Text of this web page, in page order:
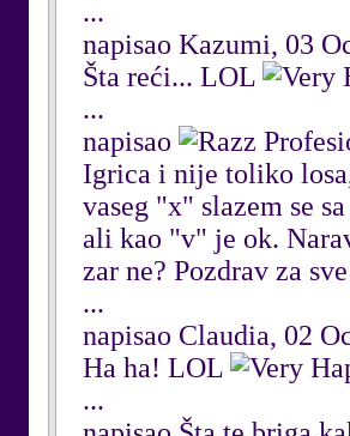
...
napisao Kazumi, 03
Šta reći... LOL
...
napisao
Igrica i nije toliko
vaseg "x" slazem se
ali kao "v" je ok.
zar ne? Pozdrav za
...
napisao Claudia, 02
Ha ha! LOL
...